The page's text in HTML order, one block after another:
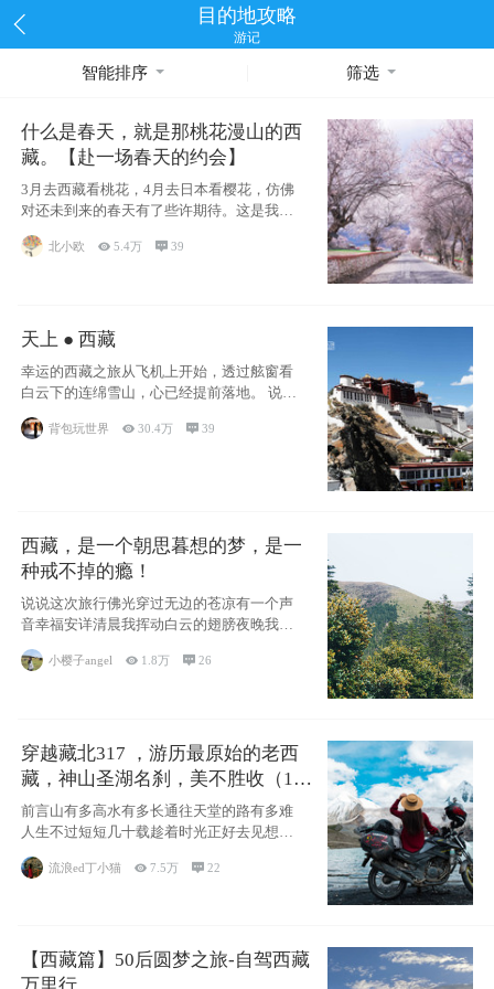
目的地攻略
游记
智能排序 筛选
什么是春天，就是那桃花漫山的西
藏。【赴一场春天的约会】
3月去西藏看桃花，4月去日本看樱花，仿佛
对还未到来的春天有了些许期待。这是我去
西藏前在备忘录里写下的话
北小欧  5.4万  39
天上 ● 西藏
幸运的西藏之旅从飞机上开始，透过舷窗看
白云下的连绵雪山，心已经提前落地。 说此
背包玩世界  30.4万  39
西藏，是一个朝思暮想的梦，是一
种戒不掉的瘾！
说说这次旅行佛光穿过无边的苍凉有一个声
音幸福安详清晨我挥动白云的翅膀夜晚我匍
匐在你的
小樱子angel  1.8万 26
穿越藏北317 ，游历最原始的老西
藏，神山圣湖名刹，美不胜收（11
天详细自驾攻略）
前言山有多高水有多长通往天堂的路有多难
人生不过短短几十载趁着时光正好去见想见
流浪ed丁小猫 7.5万 22
【西藏篇】50后圆梦之旅-自驾西藏